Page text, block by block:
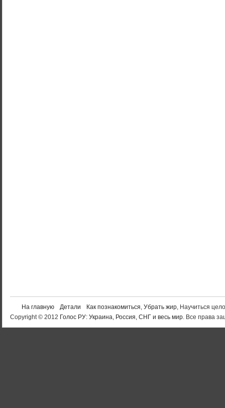
На главную Детали Как познакомиться, Убрать жир, Научиться
Copyright © 2012 Голос РУ: Украина, Россия, СНГ и весь мир. Все права